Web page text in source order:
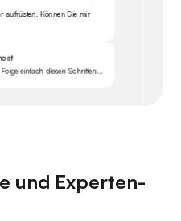
aufrüsten. Können Sie mir
einfach diesen Schritten...
und Experten-